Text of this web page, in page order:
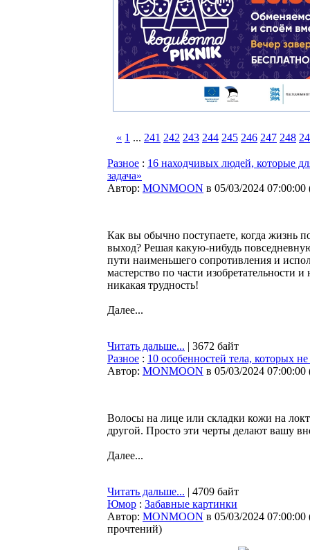
« 1 ... 241 242 243 244 245 246 247 248
Разное : 16 находчивых людей, которые
задача»
Автор: MONMOON в 05/03/2024 07:00:00
Как вы обычно поступаете, когда жизнь
выход? Решая какую-нибудь
пути наименьшего сопротивления и
мастерство по части изобретательности
никакая трудность!
Далее...
Читать дальше... | 3672 байт
Разное : 10 особенностей тела, которых не
Автор: MONMOON в 05/03/2024 07:00:00
Волосы на лице или складки кожи на
другой. Просто эти черты делают вашу
Далее...
Читать дальше... | 4709 байт
Юмор : Забавные картинки
Автор: MONMOON в 05/03/2024 07:00:00
прочтений)